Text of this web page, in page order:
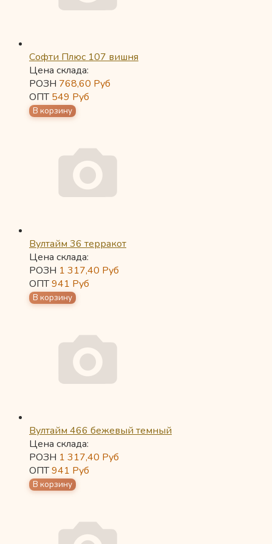
Софти Плюс 107 вишня
Цена склада:
РОЗН 768,60 Руб
ОПТ549 Руб
Вултайм 36 терракот
Цена склада:
РОЗН 1 317,40 Руб
ОПТ941 Руб
Вултайм 466 бежевый темный
Цена склада:
РОЗН 1 317,40 Руб
ОПТ941 Руб